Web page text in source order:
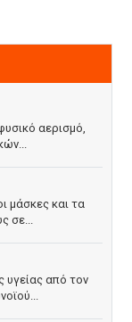
αερισμό,
μάσκες και τα
σε...
υγείας από τον